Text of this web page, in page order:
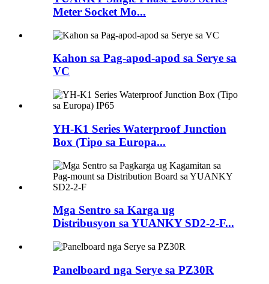
Meter Socket Mo...
Kahon sa Pag-apod-apod sa Serye sa
VC
YH-K1 Series Waterproof Junction
Box (Tipo sa Europa...
Mga Sentro sa Karga ug
Distribusyon sa YUANKY SD2-2-F...
Panelboard nga Serye sa PZ30R